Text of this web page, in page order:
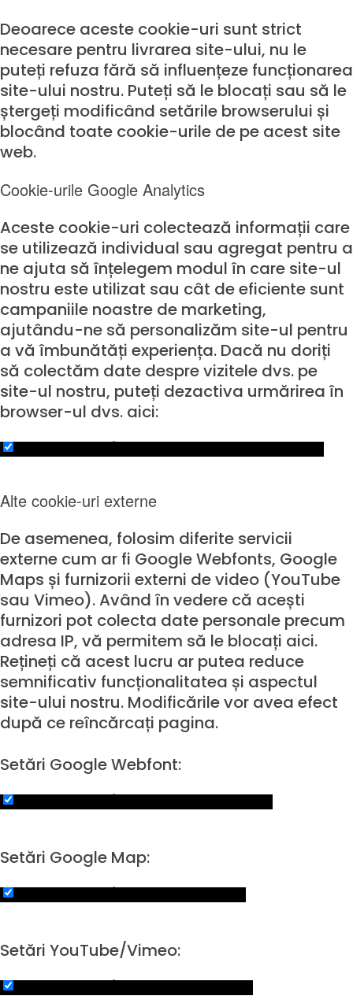
Deoarece aceste cookie-uri sunt strict
necesare pentru livrarea site-ului, nu le
puteți refuza fără să influențeze funcționarea
site-ului nostru. Puteți să le blocați sau să le
ștergeți modificând setările browserului și
blocând toate cookie-urile de pe acest site
web.
Cookie-urile Google Analytics
Aceste cookie-uri colectează informații care
se utilizează individual sau agregat pentru a
ne ajuta să înțelegem modul în care site-ul
nostru este utilizat sau cât de eficiente sunt
campaniile noastre de marketing,
ajutându-ne să personalizăm site-ul pentru
a vă îmbunătăți experiența. Dacă nu doriți
să colectăm date despre vizitele dvs. pe
site-ul nostru, puteți dezactiva urmărirea în
browser-ul dvs. aici:
Alte cookie-uri externe
De asemenea, folosim diferite servicii
externe cum ar fi Google Webfonts, Google
Maps și furnizorii externi de video (YouTube
sau Vimeo). Având în vedere că acești
furnizori pot colecta date personale precum
adresa IP, vă permitem să le blocați aici.
Rețineți că acest lucru ar putea reduce
semnificativ funcționalitatea și aspectul
site-ului nostru. Modificările vor avea efect
după ce reîncărcați pagina.
Setări Google Webfont:
Setări Google Map:
Setări YouTube/Vimeo: